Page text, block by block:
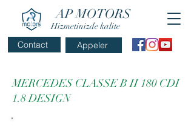
AP MOTORS
Hizmetinizde kalite
Appeler
Contact
MERCEDES CLASSE B II 180 CDI
1.8 DESIGN